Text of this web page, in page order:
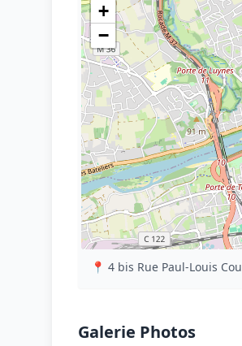
+
−
📍 4 bis Rue Paul-Louis
Galerie Photos